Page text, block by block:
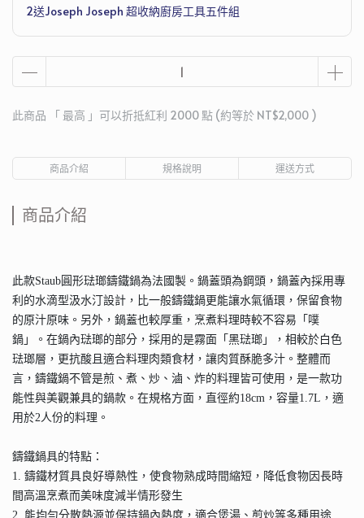
2送Joseph Joseph 超收納廚房工具五件組
此商品 「 最高 」可以折抵紅利 2000 點 (約等於 NT$2,000 )
商品介紹 規格說明 運送方式
商品介紹
此款Staub圓形琺瑯鑄鐵鍋為法國製。鍋蓋頭為鋼頭，鍋蓋內採用專
利的水滴型汲水汀設計，比一般鑄鐵鍋更能讓水氣循環，保留食物
的原汁原味。另外，鍋蓋也較厚重，烹煮料理時較不容易「噗
鍋」。在鍋內琺瑯的部分，採用的是霧面「黑琺瑯」，相較於白色
琺瑯層，更抗酸且適合料理肉類食材，讓肉質酥脆多汁。整體而
言，鑄鐵鍋不管是煎、煮、炒、滷、炸的料理皆可使用，是一款功
能性與美觀兼具的鍋款。在規格方面，直徑約18cm，容量1.7L，適
用於2人份的料理。
鑄鐵鍋具的特點：
1. 鑄鐵材質具良好導熱性，使食物熟成時間縮短，降低食物因長時
間高溫烹煮而美味度減半情形發生
2. 能均勻分散熱源並保持鍋內熱度，適合煲湯、煎炒等多種用途